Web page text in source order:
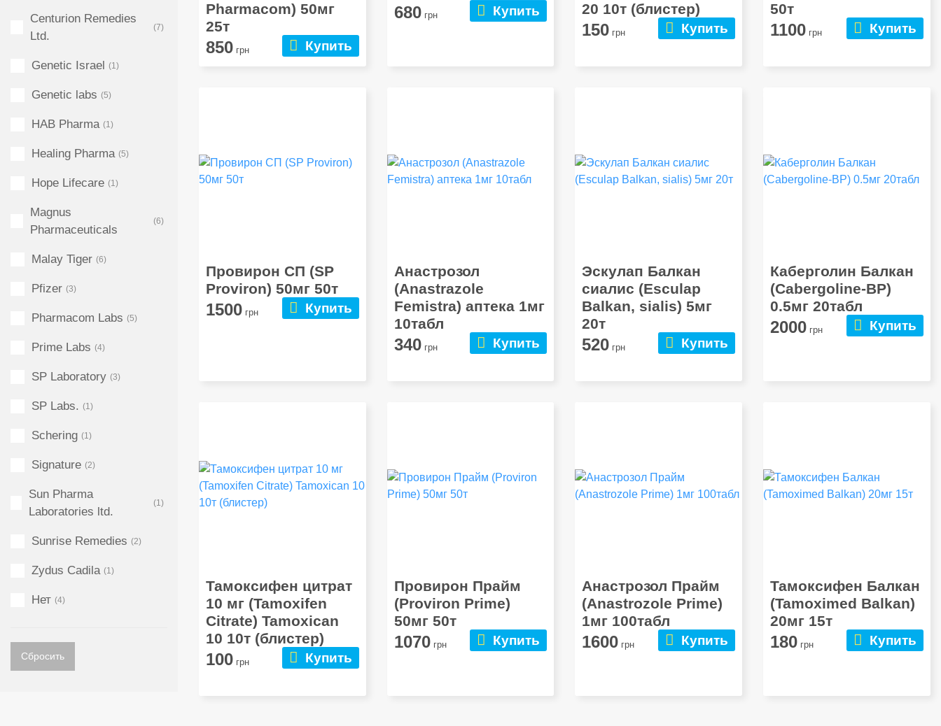
Centurion Remedies
Ltd.
(7)
Genetic Israel (1)
Genetic labs (5)
HAB Pharma (1)
Healing Pharma (5)
Hope Lifecare (1)
Magnus
Pharmaceuticals
(6)
Malay Tiger (6)
Pfizer (3)
Pharmacom Labs (5)
Prime Labs (4)
SP Laboratory (3)
SP Labs. (1)
Schering (1)
Signature (2)
Sun Pharma
Laboratories ltd.
(1)
Sunrise Remedies (2)
Zydus Cadila (1)
Нет (4)
Сбросить
Pharmacom) 50мг
25т
850грн Купить
680грн Купить
20 10т (блистер)
150 грн Купить
50т
1100 грн Купить
Провирон СП (SP
Proviron) 50мг 50т
1500грн Купить
Анастрозол
(Anastrazole
Femistra) аптека 1мг
10табл
340грн Купить
Эскулап Балкан
cиалис (Esculap
Balkan, sialis) 5мг
20т
520 грн Купить
Каберголин Балкан
(Cabergoline-BP)
0.5мг 20табл
2000 грн Купить
Тамоксифен цитрат
10 мг (Tamoxifen
Citrate) Tamoxican
10 10т (блистер)
100грн Купить
Провирон Прайм
(Proviron Prime)
50мг 50т
1070грн Купить
Анастрозол Прайм
(Anastrozole Prime)
1мг 100табл
1600 грн Купить
Тамоксифен Балкан
(Tamoximed Balkan)
20мг 15т
180 грн Купить